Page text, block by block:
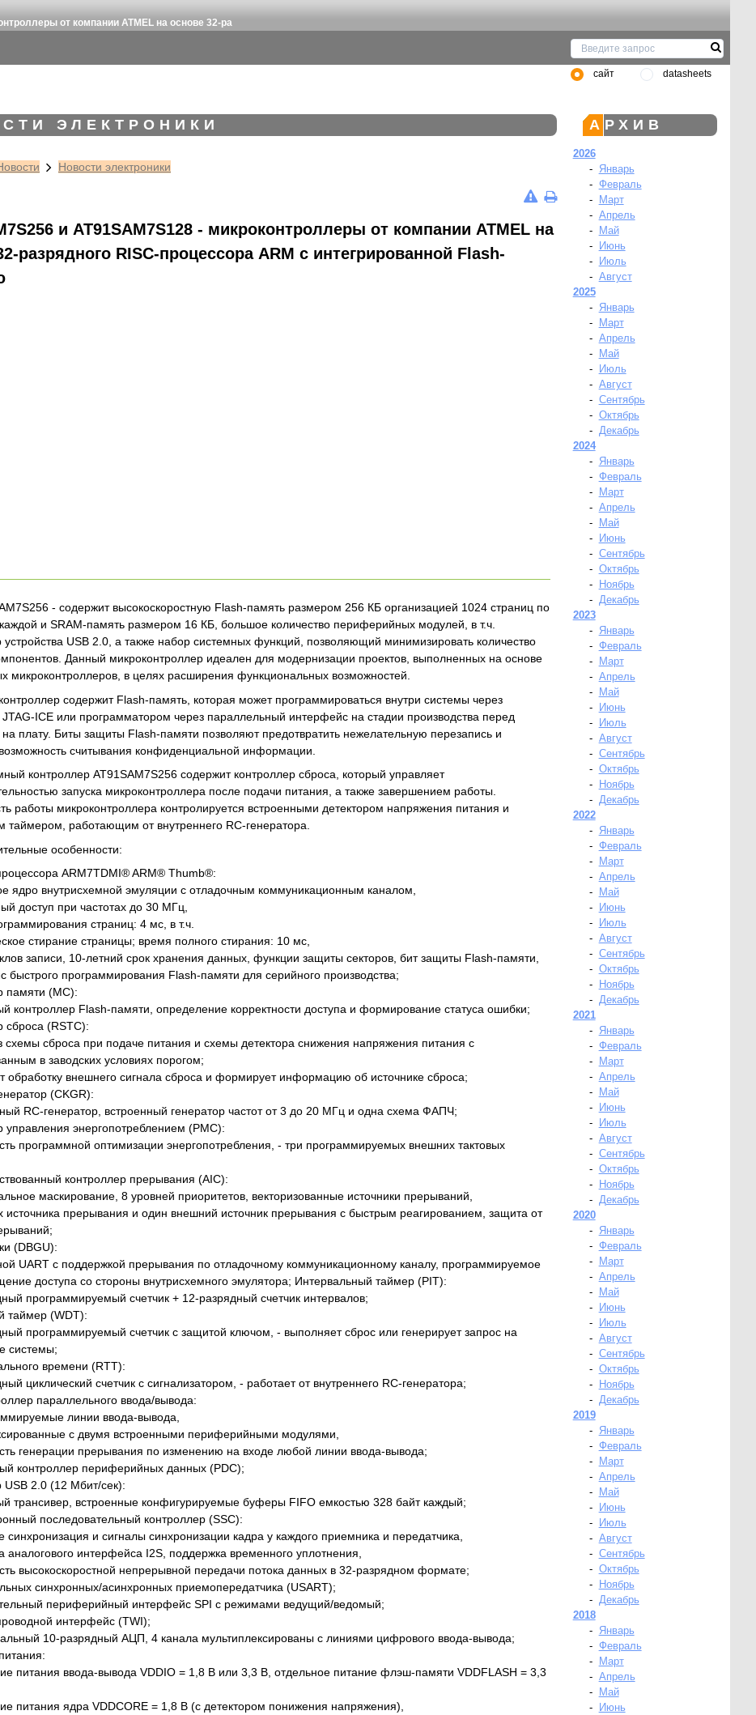
от компании ATMEL на основе 32-ра
сайт datasheets
ЭЛЕКТРОНИКИ
Новости электроники
и AT91SAM7S128 - микроконтроллеры от компании ATMEL на
разрядного RISC-процессора ARM с интегрированной Flash-
- содержит высокоскоростную Flash-память размером 256 КБ организацией 1024 страниц по
и SRAM-память размером 16 КБ, большое количество периферийных модулей, в т.ч.
устройства USB 2.0, а также набор системных функций, позволяющий минимизировать количество
Данный микроконтроллер идеален для модернизации проектов, выполненных на основе
микроконтроллеров, в целях расширения функциональных возможностей.
содержит Flash-память, которая может программироваться внутри системы через
ICE или программатором через параллельный интерфейс на стадии производства перед
на плату. Биты защиты Flash-памяти позволяют предотвратить нежелательную перезапись и
считывания конфиденциальной информации.
контроллер AT91SAM7S256 содержит контроллер сброса, который управляет
запуска микроконтроллера после подачи питания, а также завершением работы.
работы микроконтроллера контролируется встроенными детектором напряжения питания и
таймером, работающим от внутреннего RC-генератора.
особенности:
ARM7TDMI® ARM® Thumb®:
ядро внутрисхемной эмуляции с отладочным коммуникационным каналом,
доступ при частотах до 30 МГц,
страниц: 4 мс, в т.ч.
стирание страницы; время полного стирания: 10 мс,
записи, 10-летний срок хранения данных, функции защиты секторов, бит защиты Flash-памяти,
быстрого программирования Flash-памяти для серийного производства;
памяти (MC):
контроллер Flash-памяти, определение корректности доступа и формирование статуса ошибки;
сброса (RSTC):
схемы сброса при подаче питания и схемы детектора снижения напряжения питания с
в заводских условиях порогом;
обработку внешнего сигнала сброса и формирует информацию об источнике сброса;
(CKGR):
RC-генератор, встроенный генератор частот от 3 до 20 МГц и одна схема ФАПЧ;
управления энергопотреблением (PMC):
программной оптимизации энергопотребления, - три программируемых внешних тактовых
контроллер прерывания (AIC):
маскирование, 8 уровней приоритетов, векторизованные источники прерываний,
источника прерывания и один внешний источник прерывания с быстрым реагированием, защита от
(DBGU):
UART с поддержкой прерывания по отладочному коммуникационному каналу, программируемое
доступа со стороны внутрисхемного эмулятора; Интервальный таймер (PIT):
программируемый счетчик + 12-разрядный счетчик интервалов;
таймер (WDT):
программируемый счетчик с защитой ключом, - выполняет сброс или генерирует запрос на
системы;
времени (RTT):
циклический счетчик с сигнализатором, - работает от внутреннего RC-генератора;
параллельного ввода/вывода:
линии ввода-вывода,
с двумя встроенными периферийными модулями,
генерации прерывания по изменению на входе любой линии ввода-вывода;
контроллер периферийных данных (PDC);
USB 2.0 (12 Мбит/сек):
трансивер, встроенные конфигурируемые буферы FIFO емкостью 328 байт каждый;
последовательный контроллер (SSC):
синхронизация и сигналы синхронизации кадра у каждого приемника и передатчика,
аналогового интерфейса I2S, поддержка временного уплотнения,
высокоскоростной непрерывной передачи потока данных в 32-разрядном формате;
синхронных/асинхронных приемопередатчика (USART);
периферийный интерфейс SPI с режимами ведущий/ведомый;
интерфейс (TWI);
10-разрядный АЦП, 4 канала мультиплексированы с линиями цифрового ввода-вывода;
питания ввода-вывода VDDIO = 1,8 В или 3,3 В, отдельное питание флэш-памяти VDDFLASH = 3,3
питания ядра VDDCORE = 1,8 В (с детектором понижения напряжения),
АРХИВ
2026
-
Январь
- Февраль
-
Март
- Апрель
-
Май
-
Июнь
-
Июль
- Август
2025
-
Январь
-
Март
- Апрель
-
Май
-
Июль
- Август
- Сентябрь
- Октябрь
- Декабрь
2024
-
Январь
- Февраль
-
Март
- Апрель
-
Май
-
Июнь
- Сентябрь
- Октябрь
-
Ноябрь
- Декабрь
2023
-
Январь
- Февраль
-
Март
- Апрель
-
Май
-
Июнь
-
Июль
- Август
- Сентябрь
- Октябрь
-
Ноябрь
- Декабрь
2022
-
Январь
- Февраль
-
Март
- Апрель
-
Май
-
Июнь
-
Июль
- Август
- Сентябрь
- Октябрь
-
Ноябрь
- Декабрь
2021
-
Январь
- Февраль
-
Март
- Апрель
-
Май
-
Июнь
-
Июль
- Август
- Сентябрь
- Октябрь
-
Ноябрь
- Декабрь
2020
-
Январь
- Февраль
-
Март
- Апрель
-
Май
-
Июнь
-
Июль
- Август
- Сентябрь
- Октябрь
-
Ноябрь
- Декабрь
2019
-
Январь
- Февраль
-
Март
- Апрель
-
Май
-
Июнь
-
Июль
- Август
- Сентябрь
- Октябрь
-
Ноябрь
- Декабрь
2018
-
Январь
- Февраль
-
Март
- Апрель
-
Май
-
Июнь